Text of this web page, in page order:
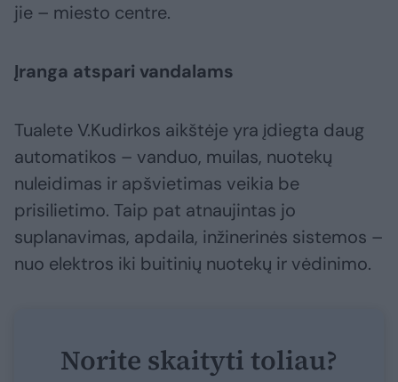
jie – miesto centre.
Įranga atspari vandalams
Tualete V.Kudirkos aikštėje yra įdiegta daug
automatikos – vanduo, muilas, nuotekų
nuleidimas ir apšvietimas veikia be
prisilietimo. Taip pat atnaujintas jo
suplanavimas, apdaila, inžinerinės sistemos –
nuo elektros iki buitinių nuotekų ir vėdinimo.
Norite skaityti toliau?